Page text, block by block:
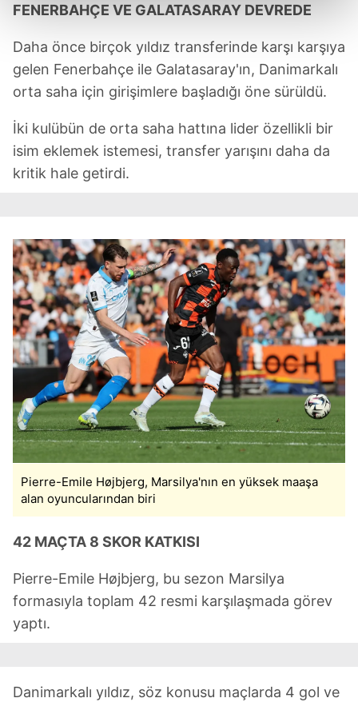
kalemimiz olduğunu sizlere hatırlatmak isteriz.
Her halükârda, kullanıcılar, bu çerezlere izin vermedikleri
takdirde, kullanıcılara hedefli reklamlar
gösterilmeyecektir."
Sizlere daha iyi bir hizmet sunabilmek için İnternet
Sitemizde kendimize ve üçüncü kişilere ait çerezler
kullanılmaktadır. Bu çerezler vasıtasıyla çeşitli kişisel
verileriniz işlenmekte olup gerekli olan çerezler bilgi
kılınması ve kişiselleştirilmesi ve sizlere yönelik
reklam/pazarlama faaliyetlerinin yapılması, amaçlarıyla
sınırlı olarak açık rızanız dahilinde kullanılacaktır.
Çerezlere ilişkin tercihlerinizi aşağıda yer alan panel
vasıtasıyla belirleyebilirsiniz. Çerezlere ilişkin detaylı bilgi
için Ayarlar butonuna tıklayabilir,Çerez Bilgilendirme
Metnimizi ziyaret edebilirsiniz.
6698 sayılı Kişisel Verilerin Korunması Kanunu uyarınca
hazırlanmış Aydınlatma Metnimizi okumak ve sitemizde
ilgili mevzuata uygun olarak kullanılan çerezlerle ilgili bilgi
almak için lütfentıklayınız.
FENERBAHÇE VE GALATASARAY DEVREDE
Daha önce birçok yıldız transferinde karşı karşıya
gelen Fenerbahçe ile Galatasaray'ın, Danimarkalı
orta saha için girişimlere başladığı öne sürüldü.
İki kulübün de orta saha hattına lider özellikli bir
isim eklemek istemesi, transfer yarışını daha da
kritik hale getirdi.
Pierre-Emile Højbjerg, Marsilya'nın en yüksek maaşa
alan oyuncularından biri
42 MAÇTA 8 SKOR KATKISI
Pierre-Emile Højbjerg, bu sezon Marsilya
formasıyla toplam 42 resmi karşılaşmada görev
yaptı.
Danimarkalı yıldız, söz konusu maçlarda 4 gol ve